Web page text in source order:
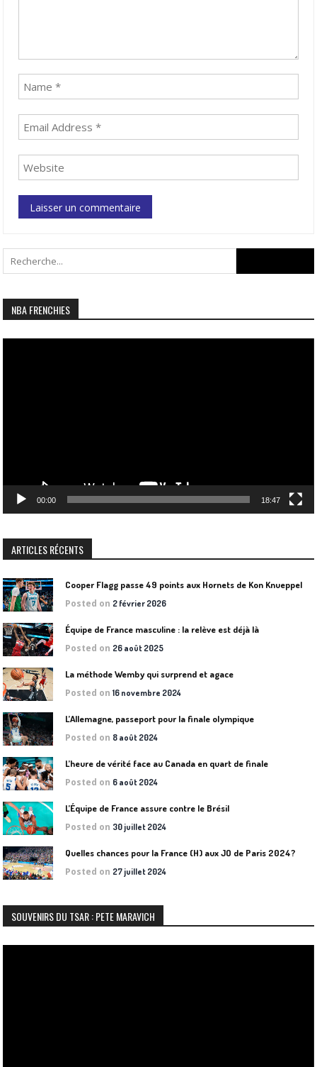
for:
NBA FRENCHIES
00:00 18:47
ARTICLES RÉCENTS
Cooper Flagg passe 49 points aux Hornets de Kon Knueppel
Posted on 2 février 2026
Équipe de France masculine : la relève est déjà là
Posted on 26 août 2025
La méthode Wemby qui surprend et agace
Posted on16 novembre 2024
L’Allemagne, passeport pour la finale olympique
Posted on 8 août 2024
L’heure de vérité face au Canada en quart de finale
Posted on 6 août 2024
L’Équipe de France assure contre le Brésil
Posted on 30 juillet 2024
Quelles chances pour la France (H) aux JO de Paris 2024?
Posted on 27 juillet 2024
SOUVENIRS DU TSAR : PETE MARAVICH